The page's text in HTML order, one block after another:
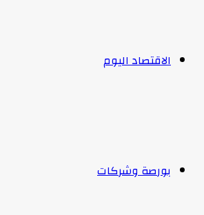
الاقتصاد اليوم
بورصة وشركات